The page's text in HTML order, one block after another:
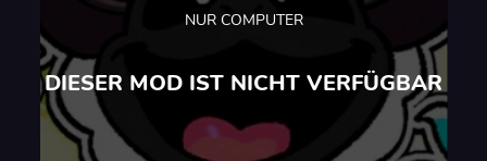
NUR COMPUTER
DIESER MOD IST NICHT VERFÜGBAR